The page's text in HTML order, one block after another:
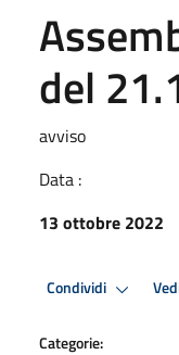
del
avviso
Data :
13 ottobre 2022
Condividi
Categorie: